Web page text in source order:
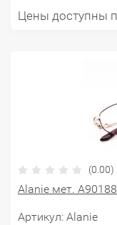
Цены доступны
(0.00)
Alanie мет.
Артикул: Alanie